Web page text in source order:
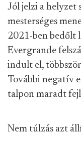
Jól jelzi a helyzet
mesterséges
2021-ben bedőlt
Evergrande
indult el,
További negatív
talpon maradt
Nem túlzás azt